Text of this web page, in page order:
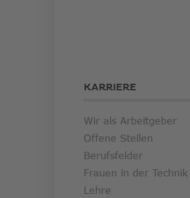
KARRIERE
Wir als Arbeitgeber
Offene Stellen
Berufsfelder
Frauen in der Technik
Lehre